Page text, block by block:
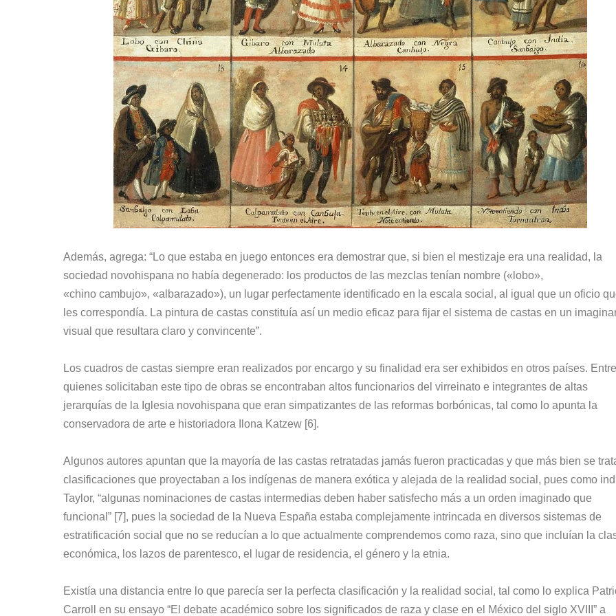
Además, agrega: “Lo que estaba en juego entonces era demostrar que, si bien el mestizaje era una realidad, la
sociedad novohispana no había degenerado: los productos de las mezclas tenían nombre («lobo»,
«chino cambujo», «albarazado»), un lugar perfectamente identificado en la escala social, al igual que un oficio
les correspondía. La pintura de castas constituía así un medio eficaz para fijar el sistema de castas en un
visual que resultara claro y convincente”.
Los cuadros de castas siempre eran realizados por encargo y su finalidad era ser exhibidos en otros países. Entre
quienes solicitaban este tipo de obras se encontraban altos funcionarios del virreinato e integrantes de altas
jerarquías de la Iglesia novohispana que eran simpatizantes de las reformas borbónicas, tal como lo apunta la
conservadora de arte e historiadora Ilona Katzew [6].
Algunos autores apuntan que la mayoría de las castas retratadas jamás fueron practicadas y que más bien se
clasificaciones que proyectaban a los indígenas de manera exótica y alejada de la realidad social, pues como
Taylor, “algunas nominaciones de castas intermedias deben haber satisfecho más a un orden imaginado que
funcional” [7], pues la sociedad de la Nueva España estaba complejamente intrincada en diversos sistemas de
estratificación social que no se reducían a lo que actualmente comprendemos como raza, sino que incluían la
económica, los lazos de parentesco, el lugar de residencia, el género y la etnia.
Existía una distancia entre lo que parecía ser la perfecta clasificación y la realidad social, tal como lo explica
Carroll en su ensayo “El debate académico sobre los significados de raza y clase en el México del siglo XVIII” a